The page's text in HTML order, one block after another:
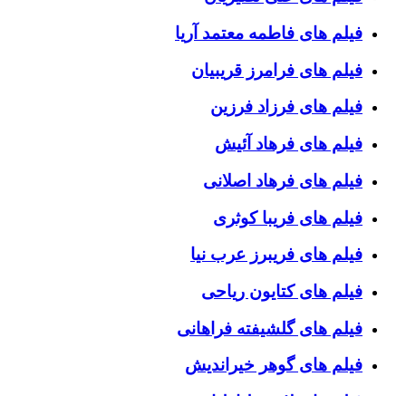
فیلم های فاطمه معتمد آریا
فیلم های فرامرز قریبیان
فیلم های فرزاد فرزین
فیلم های فرهاد آئیش
فیلم های فرهاد اصلانی
فیلم های فریبا کوثری
فیلم های فریبرز عرب نیا
فیلم های کتایون ریاحی
فیلم های گلشیفته فراهانی
فیلم های گوهر خیراندیش